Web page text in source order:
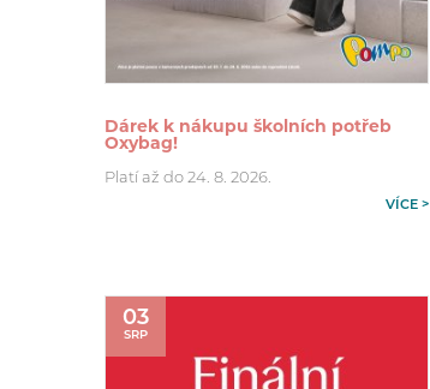
Dárek k nákupu školních potřeb
Oxybag!
Platí až do 24. 8. 2026.
VÍCE >
03
SRP